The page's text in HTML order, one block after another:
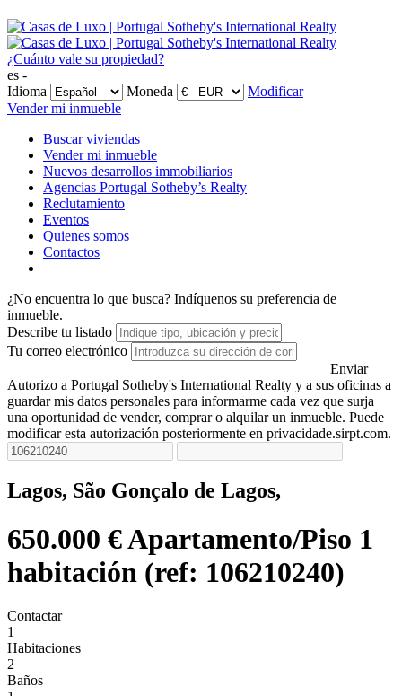
¿Cuánto vale su propiedad?
es -
Idioma
Moneda
Modificar
Vender mi inmueble
Buscar viviendas
Vender mi inmueble
Nuevos desarrollos immobiliarios
Agencias Portugal Sotheby’s Realty
Reclutamiento
Eventos
Quienes somos
Contactos
¿No encuentra lo que busca? Indíquenos su preferencia de
inmueble.
Describe tu listado
Tu correo electrónico
Enviar
Autorizo a Portugal Sotheby's International Realty y a sus oficinas a
guardar mis datos personales para informarme cada vez que surja
una oportunidad de vender, comprar o alquilar un inmueble. Puede
modificar esta autorización posteriormente en privacidade.sirpt.com.
Lagos, São Gonçalo de Lagos,
650.000 €Apartamento/Piso 1
habitación (ref: 106210240)
Contactar
1
Habitaciones
2
Baños